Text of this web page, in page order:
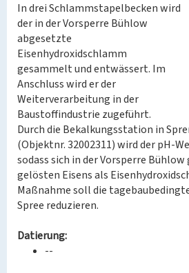
In drei Schlammstapelbecken wird
der in der Vorsperre Bühlow
abgesetzte
Eisenhydroxidschlamm
gesammelt und entwässert. Im
Anschluss wird er der
Weiterverarbeitung in der
Baustoffindustrie zugeführt.
Durch die Bekalkungsstation in
(Objektnr. 32002311) wird der pH-
sodass sich in der Vorsperre Bühlow
gelösten Eisens als
Maßnahme soll die
Spree reduzieren.
Datierung:
--